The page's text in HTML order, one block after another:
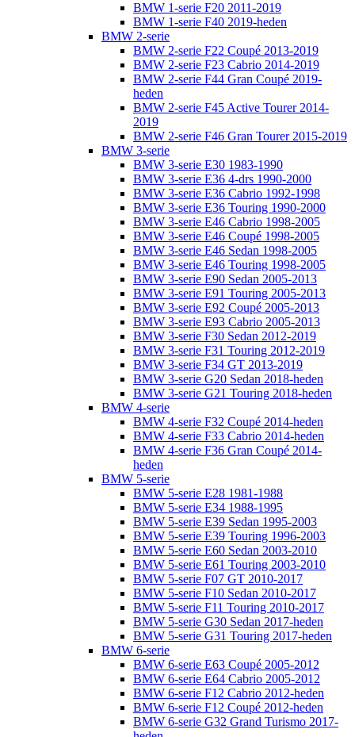
BMW 1-serie F20 2011-2019
BMW 1-serie F40 2019-heden
BMW 2-serie
BMW 2-serie F22 Coupé 2013-2019
BMW 2-serie F23 Cabrio 2014-2019
BMW 2-serie F44 Gran Coupé 2019-
heden
BMW 2-serie F45 Active Tourer 2014-
2019
BMW 2-serie F46 Gran Tourer 2015-2019
BMW 3-serie
BMW 3-serie E30 1983-1990
BMW 3-serie E36 4-drs 1990-2000
BMW 3-serie E36 Cabrio 1992-1998
BMW 3-serie E36 Touring 1990-2000
BMW 3-serie E46 Cabrio 1998-2005
BMW 3-serie E46 Coupé 1998-2005
BMW 3-serie E46 Sedan 1998-2005
BMW 3-serie E46 Touring 1998-2005
BMW 3-serie E90 Sedan 2005-2013
BMW 3-serie E91 Touring 2005-2013
BMW 3-serie E92 Coupé 2005-2013
BMW 3-serie E93 Cabrio 2005-2013
BMW 3-serie F30 Sedan 2012-2019
BMW 3-serie F31 Touring 2012-2019
BMW 3-serie F34 GT 2013-2019
BMW 3-serie G20 Sedan 2018-heden
BMW 3-serie G21 Touring 2018-heden
BMW 4-serie
BMW 4-serie F32 Coupé 2014-heden
BMW 4-serie F33 Cabrio 2014-heden
BMW 4-serie F36 Gran Coupé 2014-
heden
BMW 5-serie
BMW 5-serie E28 1981-1988
BMW 5-serie E34 1988-1995
BMW 5-serie E39 Sedan 1995-2003
BMW 5-serie E39 Touring 1996-2003
BMW 5-serie E60 Sedan 2003-2010
BMW 5-serie E61 Touring 2003-2010
BMW 5-serie F07 GT 2010-2017
BMW 5-serie F10 Sedan 2010-2017
BMW 5-serie F11 Touring 2010-2017
BMW 5-serie G30 Sedan 2017-heden
BMW 5-serie G31 Touring 2017-heden
BMW 6-serie
BMW 6-serie E63 Coupé 2005-2012
BMW 6-serie E64 Cabrio 2005-2012
BMW 6-serie F12 Cabrio 2012-heden
BMW 6-serie F12 Coupé 2012-heden
BMW 6-serie G32 Grand Turismo 2017-